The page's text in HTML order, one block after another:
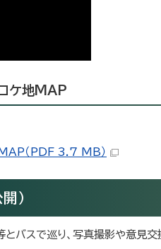
ケ地MAP
（PDF 3.7 MB）
）
バスで巡り、写真撮影や意見